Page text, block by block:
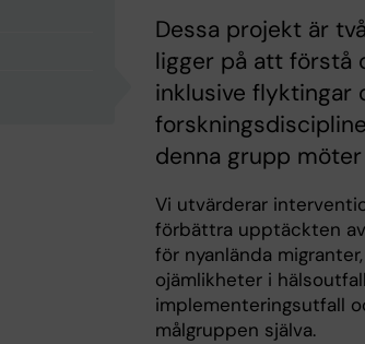
Dessa projekt är
ligger på att förstå
inklusive flyktingar
denna grupp
Vi utvärderar
förbättra upptäckten
för nyanlända
ojämlikheter i
implementeringsutfall
målgruppen själva.